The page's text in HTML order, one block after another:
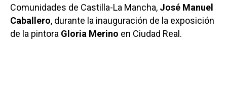
Comunidades de Castilla-La Mancha, José Manuel
Caballero, durante la inauguración de la exposición
de la pintora Gloria Merino en Ciudad Real.